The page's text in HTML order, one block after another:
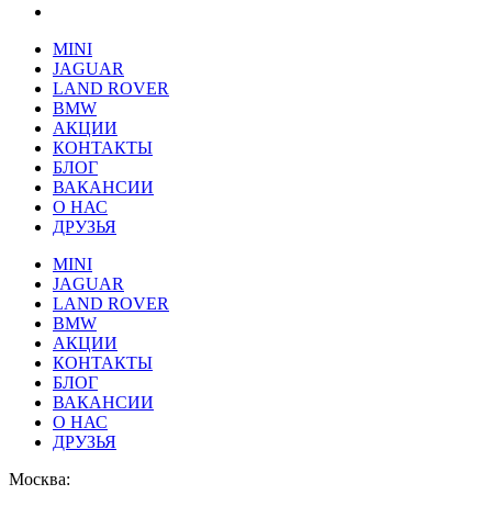
MINI
JAGUAR
LAND ROVER
BMW
АКЦИИ
КОНТАКТЫ
БЛОГ
ВАКАНСИИ
О НАС
ДРУЗЬЯ
MINI
JAGUAR
LAND ROVER
BMW
АКЦИИ
КОНТАКТЫ
БЛОГ
ВАКАНСИИ
О НАС
ДРУЗЬЯ
Москва: